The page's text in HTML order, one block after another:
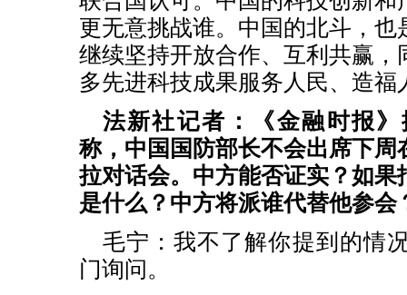
更无意挑战谁。中国的北斗，也
继续坚持开放合作、互利共赢，
多先进科技成果服务人民、造福
法新社记者：《金融时报
称，中国国防部长不会出席下周
拉对话会。中方能否证实？如果
是什么？中方将派谁代替他参会
毛宁：我不了解你提到的情
门询问。